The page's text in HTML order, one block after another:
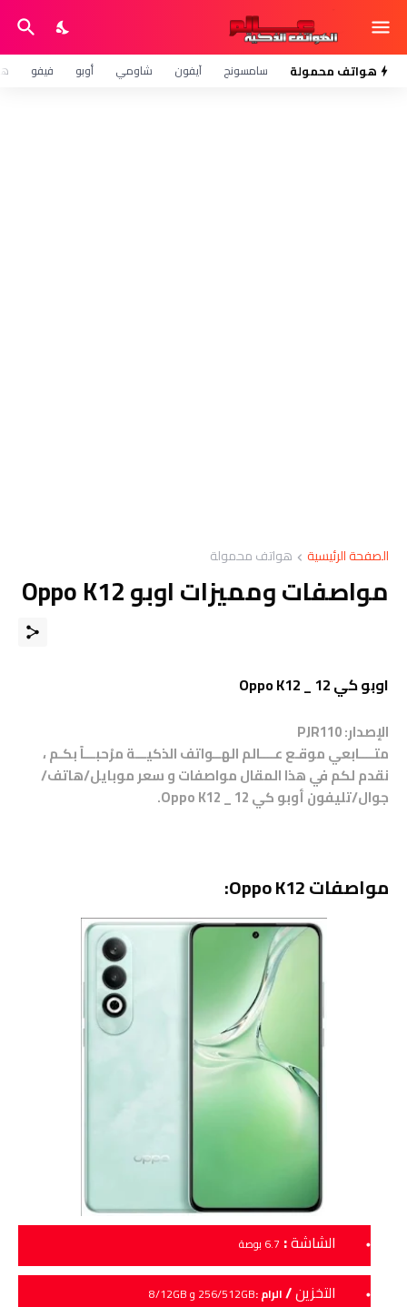
هواتف محمولة سامسونج آيفون شاومي أوبو فيفو
الصفحة الرئيسية هواتف محمولة
مواصفات ومميزات اوبو Oppo K12
اوبو كي 12 _ Oppo K12
الإصدار: PJR110
متــــابعي موقـع عــــالم الهــواتف الذكيـــة مرْحبـــاً بكـم ،
نقدم لكم في هذا المقال مواصفات و سعر موبايل/هاتف/
جوال/تليفون أوبو كي 12 _ Oppo K12.
مواصفات Oppo K12:
الشاشة: 6.7 بوصة
التخزين/الرام : 256/512GB و 8/12GB